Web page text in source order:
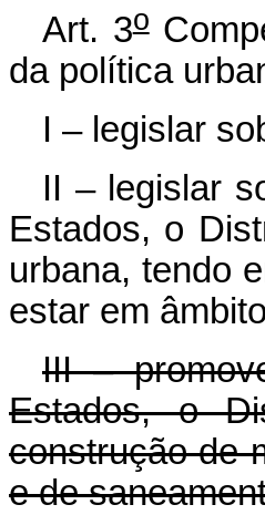
Art. 3o
da política
I – legislar
II – legislar
Estados, o
urbana, tendo
estar em
III –
Estados, o
construção de
e de